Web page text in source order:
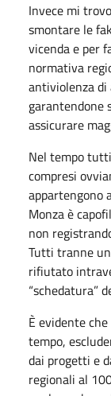
Invece mi
smontare le
vicenda e per
normativa
antiviolenza di
garantendone
assicurare
Nel tempo
compresi
appartengono
Monza è
non
Tutti tranne
rifiutato
“schedatura”
È evidente
tempo,
dai progetti e
regionali al